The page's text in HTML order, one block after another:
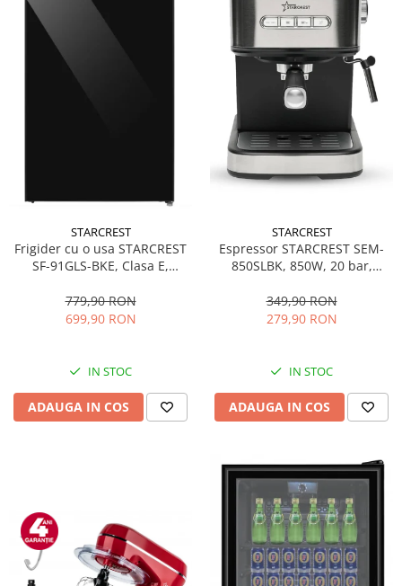
STARCREST
Frigider cu o usa STARCREST
SF-91GLS-BKE, Clasa E,
interioara, H 83 cm, Sticla
Neagra
779,90 RON
699,90 RON
IN STOC
ADAUGA IN COS
STARCREST
Espressor STARCREST SEM-
850SLBK, 850W, 20 bar,
dispozitiv spumare, filtru
dublu din inox, Negru/Inox
349,90 RON
279,90 RON
IN STOC
ADAUGA IN COS